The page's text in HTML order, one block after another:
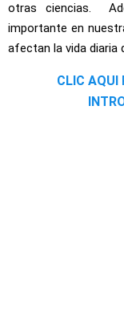
otras ciencias.
importante en
afectan la vida diaria
CLIC AQUI